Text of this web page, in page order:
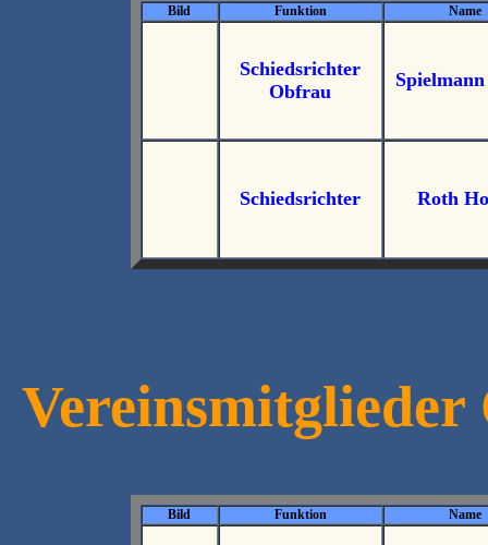
Bild Funktion Name
Schiedsrichter
Obfrau
Schiedsrichter Roth
Vereinsmitglieder
Bild Funktion Name